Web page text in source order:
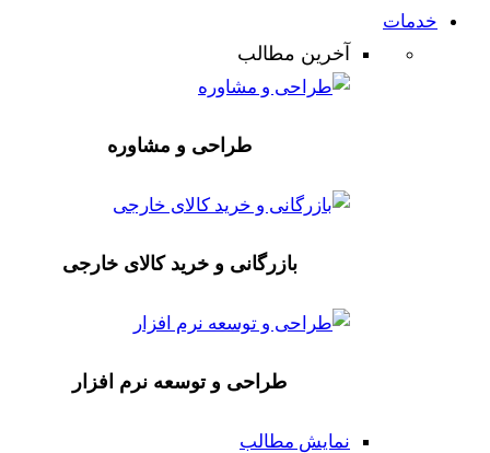
خدمات
آخرین مطالب
طراحی و مشاوره
بازرگانی و خرید کالای خارجی
طراحی و توسعه نرم افزار
نمایش مطالب